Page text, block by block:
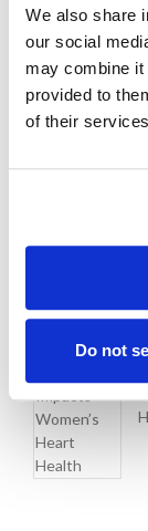
We also share
our social
may combine it
provided to
of their
Do not